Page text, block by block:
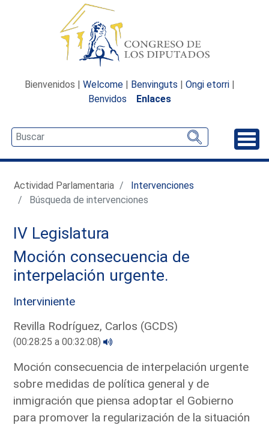
Bienvenidos | Welcome | Benvinguts | Ongi etorri |
Benvidos
Enlaces
Actividad Parlamentaria
Intervenciones
Búsqueda de intervenciones
IV Legislatura
Moción consecuencia de
interpelación urgente.
Interviniente
Revilla Rodríguez, Carlos (GCDS)
(00:28:25 a 00:32:08)
Moción consecuencia de interpelación urgente
sobre medidas de política general y de
inmigración que piensa adoptar el Gobierno
para promover la regularización de la situación